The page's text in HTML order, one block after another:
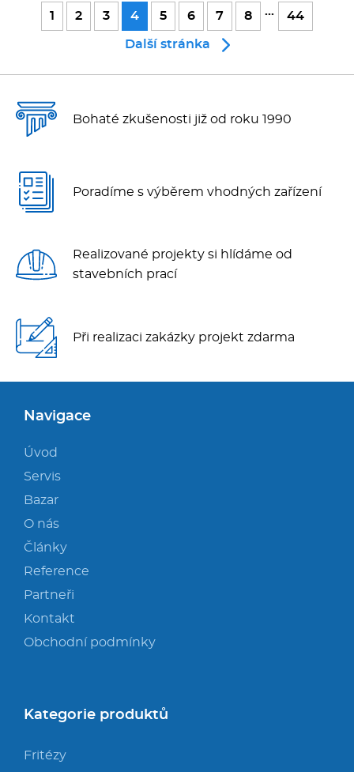
1 2 3 4 5 6 7 8 ... 44
Další stránka
Bohaté zkušenosti již od roku 1990
Poradíme s výběrem vhodných zařízení
Realizované projekty si hlídáme od
stavebních prací
Při realizaci zakázky projekt zdarma
Navigace
Úvod
Servis
Bazar
O nás
Články
Reference
Partneři
Kontakt
Obchodní podmínky
Kategorie produktů
Fritézy